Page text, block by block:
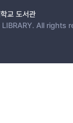
교 도서관
All rights